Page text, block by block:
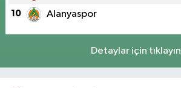
10 Alanyaspor
Detaylar için tıklayın